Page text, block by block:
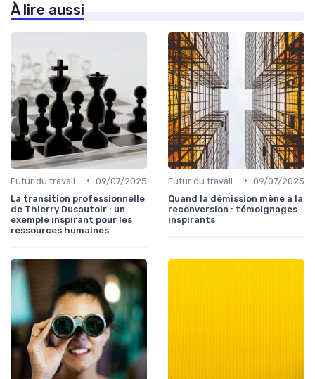
À lire aussi
• 09/07/2025
La transition professionnelle
de Thierry Dusautoir : un
exemple inspirant pour les
ressources humaines
• 09/07/2025
Quand la démission mène à la
reconversion : témoignages
inspirants